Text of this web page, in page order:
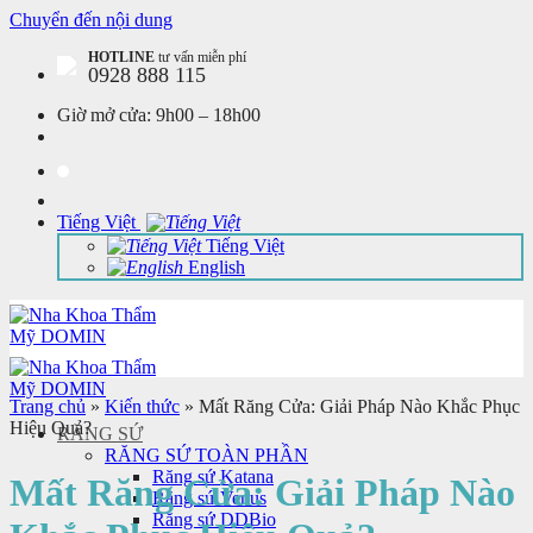
Chuyển đến nội dung
HOTLINE tư vấn miễn phí
0928 888 115
Giờ mở cửa: 9h00 – 18h00
Tiếng Việt
Tiếng Việt
English
RĂNG SỨ
RĂNG SỨ TOÀN PHẦN
Răng sứ Katana
Răng sứ Venus
Răng sứ DDBio
Trang chủ » Kiến thức » Mất Răng Cửa: Giải Pháp Nào Khắc Phục
Hiệu Quả?
Mất Răng Cửa: Giải Pháp Nào